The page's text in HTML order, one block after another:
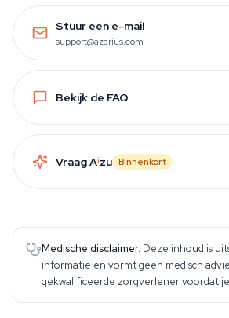
Stuur een e-mail
support@azarius.com
Bekijk de FAQ
Vraag Aizu Binnenkort
Medische disclaimer. Deze inhoud is
informatie en vormt geen medisch
gekwalificeerde zorgverlener voordat